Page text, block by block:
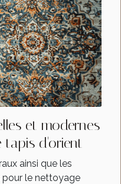
et modernes
tapis d'orient
ainsi que les
le nettoyage